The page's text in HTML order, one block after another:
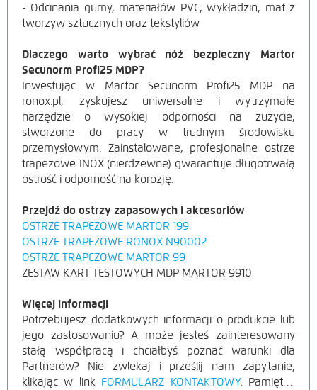
- Odcinania gumy, materiałów PVC, wykładzin, mat z
tworzyw sztucznych oraz tekstyliów
Dlaczego warto wybrać nóż bezpieczny Martor
Secunorm Profi25 MDP?
Inwestując w Martor Secunorm Profi25 MDP na
ronox.pl, zyskujesz uniwersalne i wytrzymałe
narzędzie o wysokiej odporności na zużycie,
stworzone do pracy w trudnym środowisku
przemysłowym. Zainstalowane, profesjonalne ostrze
trapezowe INOX (nierdzewne) gwarantuje długotrwałą
ostrość i odporność na korozję.
Przejdź do ostrzy zapasowych i akcesoriów
OSTRZE TRAPEZOWE MARTOR 199
OSTRZE TRAPEZOWE RONOX N90002
OSTRZE TRAPEZOWE MARTOR 99
ZESTAW KART TESTOWYCH MDP MARTOR 9910
Więcej informacji
Potrzebujesz dodatkowych informacji o produkcie lub
jego zastosowaniu? A może jesteś zainteresowany
stałą współpracą i chciałbyś poznać warunki dla
Partnerów? Nie zwlekaj i prześlij nam zapytanie,
klikając w link FORMULARZ KONTAKTOWY. Pamiętaj,